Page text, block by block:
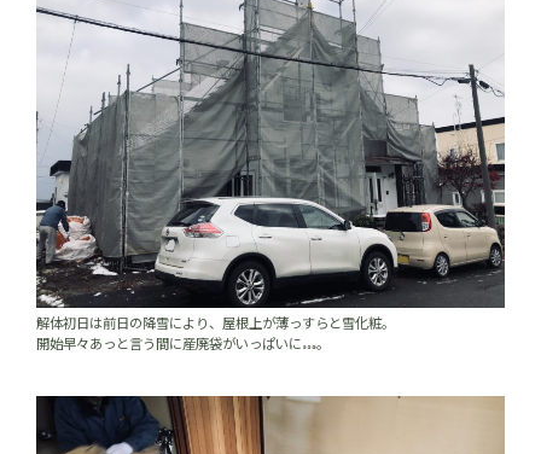
解体初日は前日の降雪により、屋根上が薄っすらと雪化粧。
開始早々あっと言う間に産廃袋がいっぱいに…。